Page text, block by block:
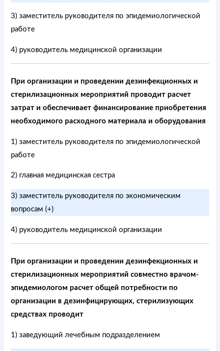
3) заместитель руководителя по эпидемиологической
работе
4) руководитель медицинской организации
При организации и проведении дезинфекционных и
стерилизационных мероприятий проводит расчет
затрат и обеспечивает финансирование приобретения
необходимого расходного материала и оборудования
1) заместитель руководителя по эпидемиологической
работе
2) главная медицинская сестра
3) заместитель руководителя по экономическим
вопросам (+)
4) руководитель медицинской организации
При организации и проведении дезинфекционных и
стерилизационных мероприятий совместно врачом-
эпидемиологом расчет общей потребности по
организации в дезинфицирующих, стерилизующих
средствах проводит
1) заведующий лечебным подразделением